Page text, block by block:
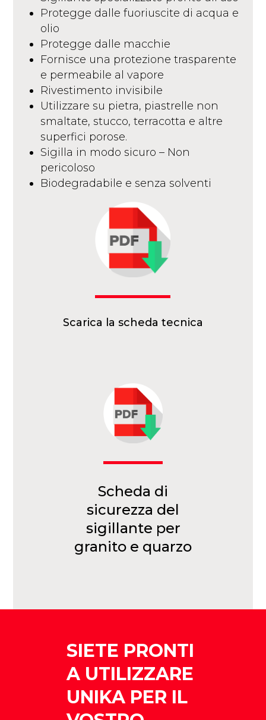
Protegge dalle fuoriuscite di acqua e
olio
Protegge dalle macchie
Fornisce una protezione trasparente
e permeabile al vapore
Rivestimento invisibile
Utilizzare su pietra, piastrelle non
smaltate, stucco, terracotta e altre
superfici porose.
Sigilla in modo sicuro – Non
pericoloso
Biodegradabile e senza solventi
Scarica la scheda tecnica
Scheda di
sicurezza del
sigillante per
granito e quarzo
SIETE PRONTI
A UTILIZZARE
UNIKA PER IL